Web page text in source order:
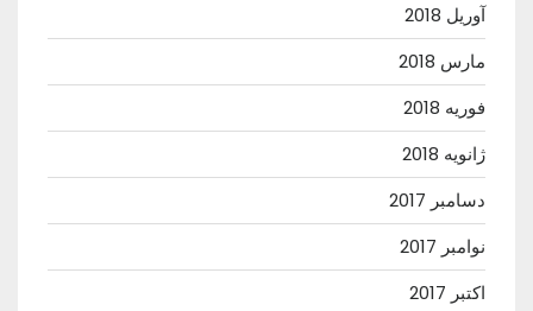
آوریل 2018
مارس 2018
فوریه 2018
ژانویه 2018
دسامبر 2017
نوامبر 2017
اکتبر 2017